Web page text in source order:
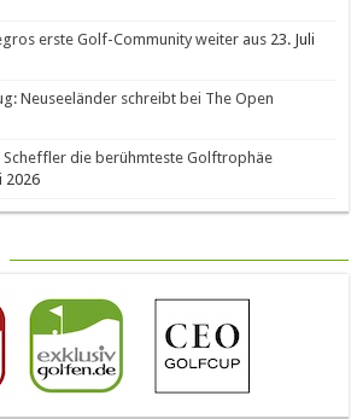
erste Golf-Community weiter aus 23. Juli
Neuseeländer schreibt bei The Open
Scheffler die berühmteste Golftrophäe
2026